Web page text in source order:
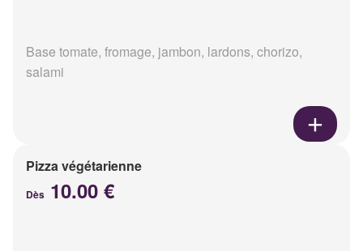
Base tomate, fromage, jambon, lardons, chorizo,
salami
Pizza végétarienne
Dès 10.00 €